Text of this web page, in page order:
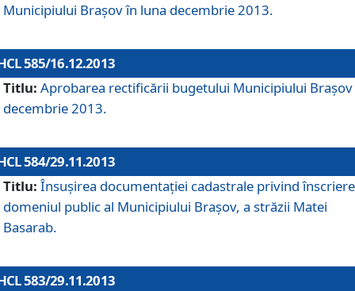
Municipiului Braşov în luna decembrie 2013.
585/16.12.2013
Titlu: Aprobarea rectificării bugetului Municipiului Braşov
decembrie 2013.
584/29.11.2013
Titlu: Însuşirea documentaţiei cadastrale privind
domeniul public al Municipiului Braşov, a străzii Matei
Basarab.
583/29.11.2013